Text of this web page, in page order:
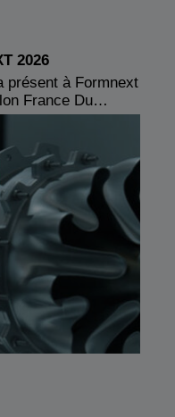
2026
présent à Formnext
France Du…